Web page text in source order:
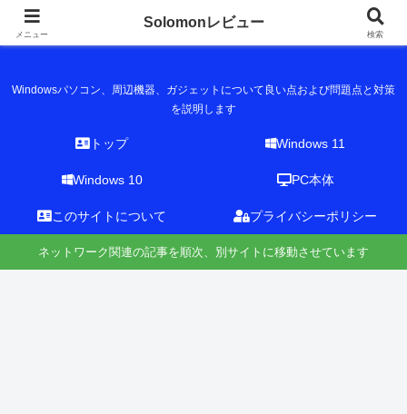
Solomonレビュー
Windowsパソコン、周辺機器、ガジェットについて良い点および問題点と対策
を説明します
トップ Windows 11
Windows 10 PC本体
このサイトについて プライバシーポリシー
ネットワーク関連の記事を順次、別サイトに移動させています
メニュー
Solomonレビュー
検索